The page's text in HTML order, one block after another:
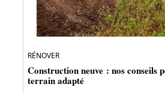
RÉNOVER
Construction neuve : nos conseils
terrain adapté